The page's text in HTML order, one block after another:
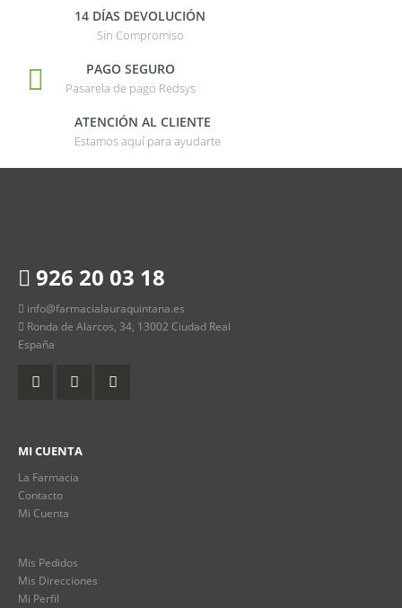
14 DÍAS DEVOLUCIÓN
Sin Compromiso
PAGO SEGURO
Pasarela de pago Redsys
ATENCIÓN AL CLIENTE
Estamos aquí para ayudarte
926 20 03 18
info@farmacialauraquintana.es
Ronda de Alarcos, 34, 13002 Ciudad Real
España
MI CUENTA
La Farmacia
Contacto
Mi Cuenta
Mis Pedidos
Mis Direcciones
Mi Perfil